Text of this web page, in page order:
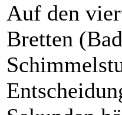
Auf den
Bretten